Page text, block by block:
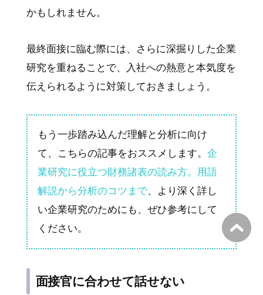
かもしれません。
最終面接に臨む際には、さらに深掘りした企業
研究を重ねることで、入社への熱意と本気度を
伝えられるように対策しておきましょう。
もう一歩踏み込んだ理解と分析に向け
て、こちらの記事をおススメします。 企
業研究に役立つ財務諸表の読み方。用語
解説から分析のコツまで、より深く詳し
い企業研究のためにも、ぜひ参考にして
ください。
面接官に合わせて話せない